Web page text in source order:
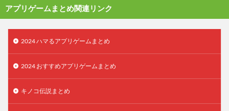
アプリゲームまとめ関連リンク
2024 ハマるアプリゲームまとめ
2024 おすすめアプリゲームまとめ
キノコ伝説まとめ